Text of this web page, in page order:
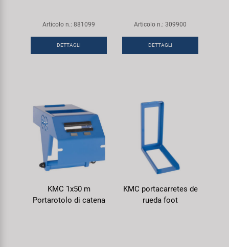
Articolo n.: 881099
DETTAGLI
Articolo n.: 309900
DETTAGLI
KMC 1x50 m
Portarotolo di catena
KMC portacarretes de
rueda foot